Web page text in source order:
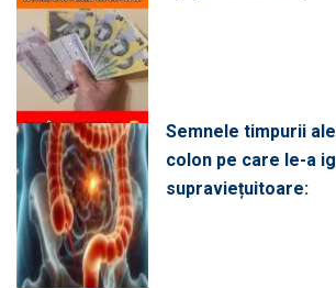
Semnele timpurii
colon pe care le-a
supraviețuitoare: